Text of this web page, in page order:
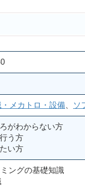
メカトロ・設備 ソ
がわからない方
う方
い方
ングの基礎知識